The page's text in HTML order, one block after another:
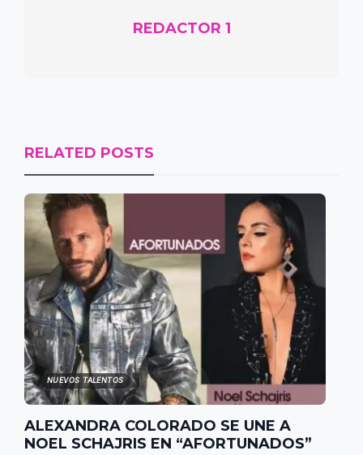
REDACTOR 1
RELATED POSTS
NUEVOS TALENTOS
ALEXANDRA COLORADO SE UNE A
NOEL SCHAJRIS EN “AFORTUNADOS”